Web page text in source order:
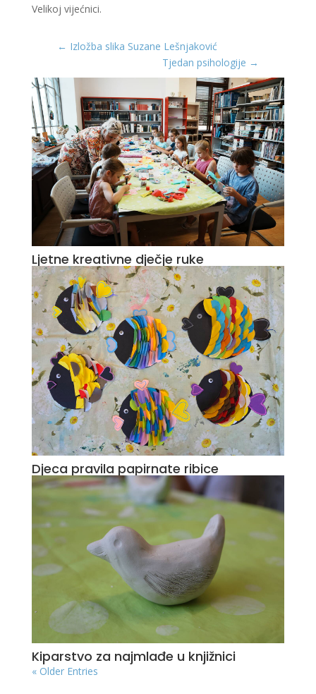
Velikoj vijećnici.
← Izložba slika Suzane Lešnjaković
Tjedan psihologije →
Ljetne kreativne dječje ruke
Djeca pravila papirnate ribice
Kiparstvo za najmlađe u knjižnici
« Older Entries